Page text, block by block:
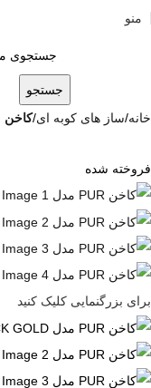
منو
جستجو
خانه ساز های کوبه ای کاخن
فروخته شده
برای بزرگنمایی کلیک کنید